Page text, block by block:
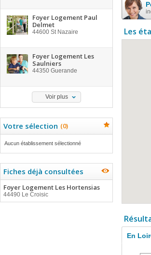
Foyer Logement Paul
Delmet
44600 St Nazaire
Foyer Logement Les
Saulniers
44350 Guerande
Voir plus
Votre sélection (0)
Aucun établissement sélectionné
Fiches déjà consultées
Foyer Logement Les Hortensias
44490 Le Croisic
Les
En